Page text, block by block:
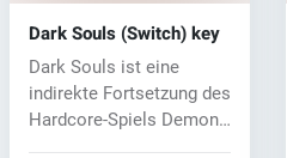
Dark Souls (Switch) key
Dark Souls ist eine
indirekte Fortsetzung des
Hardcore-Spiels Demon